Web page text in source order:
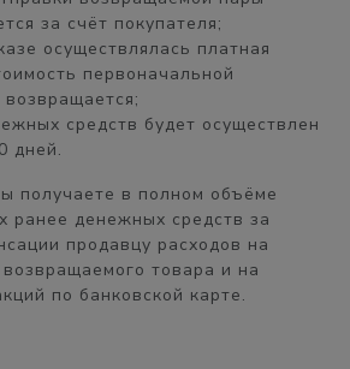
за счёт покупателя;
осуществлялась платная
первоначальной
возвращается;
средств будет осуществлен
дней.
получаете в полном объёме
ранее денежных средств за
продавцу расходов на
товара и на
по банковской карте.